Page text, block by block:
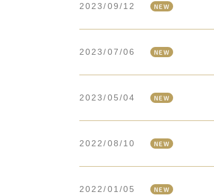
2023/09/12 NEW
2023/07/06 NEW
2023/05/04 NEW
2022/08/10 NEW
2022/01/05 NEW